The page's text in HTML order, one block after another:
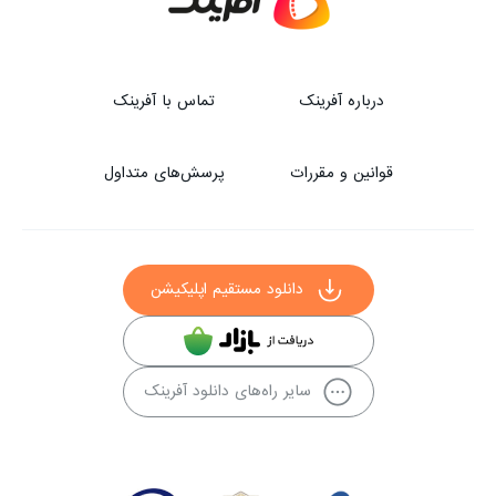
درباره آفرینک تماس با آفرینک
قوانین و مقررات پرسش‌های متداول
دانلود مستقیم اپلیکیشن
سایر راه‌های دانلود آفرینک